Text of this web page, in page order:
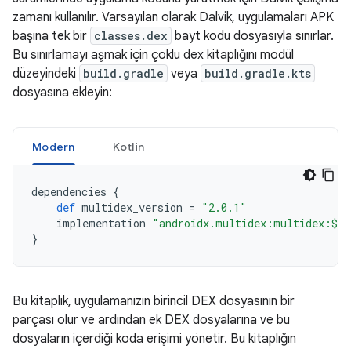
zamanı kullanılır. Varsayılan olarak Dalvik, uygulamaları APK
başına tek bir classes.dex bayt kodu dosyasıyla sınırlar.
Bu sınırlamayı aşmak için çoklu dex kitaplığını modül
düzeyindeki build.gradle veya build.gradle.kts
dosyasına ekleyin:
Modern Kotlin
dependencies {
def multidex_version = "2.0.1"
implementation
}
Bu kitaplık, uygulamanızın birincil DEX dosyasının bir
parçası olur ve ardından ek DEX dosyalarına ve bu
dosyaların içerdiği koda erişimi yönetir. Bu kitaplığın